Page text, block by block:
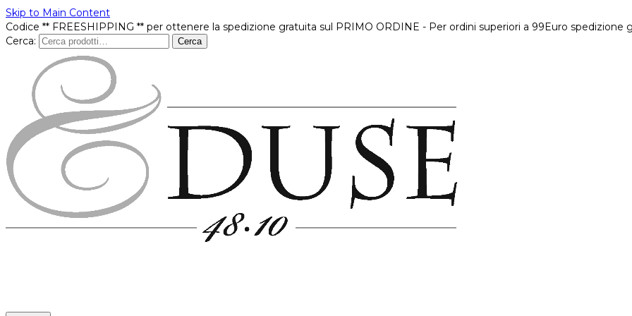
Skip to Main Content
Codice ** FREESHIPPING ** per ottenere la spedizione gratuita sul PRIMO ORDINE - Per ordini superiori a 99Euro spedizione
Cerca:
Cerca